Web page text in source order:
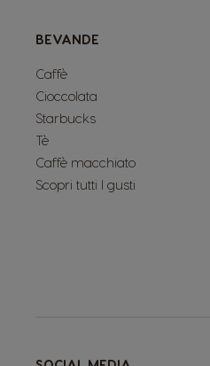
BEVANDE
Caffè
Cioccolata
Starbucks
Tè
Caffè macchiato
Scopri tutti I gusti